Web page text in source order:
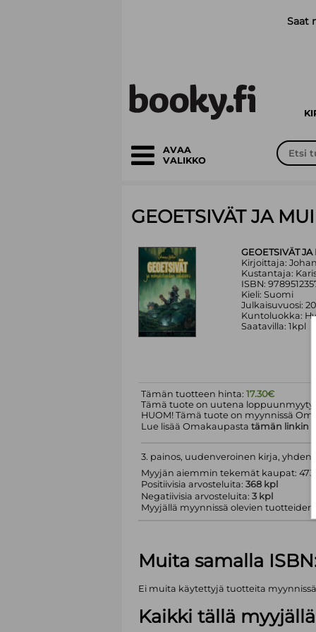
Saat
AVAA
VALIKKO
GEOETSIVÄT JA
GEOETSIVÄT
Kirjoittaja:
Kustantaja:
ISBN:
Kieli: Suomi
Julkaisuvuosi:
Kuntoluokka:
Saatavilla: 1kpl
Tämän tuotteen hinta: 17.30€
Tämä tuote on uutena loppuunmyyty.
HUOM! Tämä tuote on myynnissä
Lue lisää Omakaupasta tämän linkin
3. painos, uudenveroinen kirja,
Myyjän aiemmin tekemät kaupat:
Positiivisia arvosteluita: 368 kpl
Negatiivisia arvosteluita: 3 kpl
Myyjällä myynnissä olevien tuotteiden
Muita samalla
Ei muita käytettyjä tuotteita
Kaikki tällä